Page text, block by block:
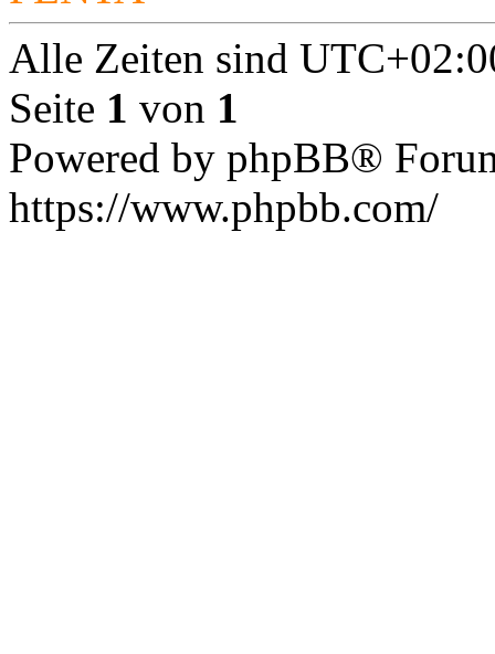
Alle Zeiten sind
Seite 1 von 1
Powered by phpBB®
https://www.phpbb.com/